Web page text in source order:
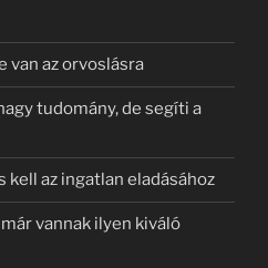
van az orvoslásra
tudomány, de segíti a
kell az ingatlan eladásához
vannak ilyen kiváló